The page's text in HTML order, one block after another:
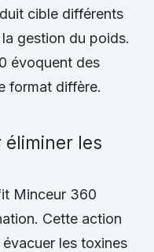
cible différents
gestion du poids.
évoquent des
format diffère.
les
Minceur 360
Cette action
évacuer les toxines